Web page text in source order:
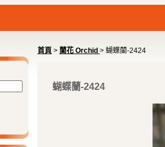
首頁 > 蘭花 Orchid > 蝴蝶蘭-2424
蝴蝶蘭-2424